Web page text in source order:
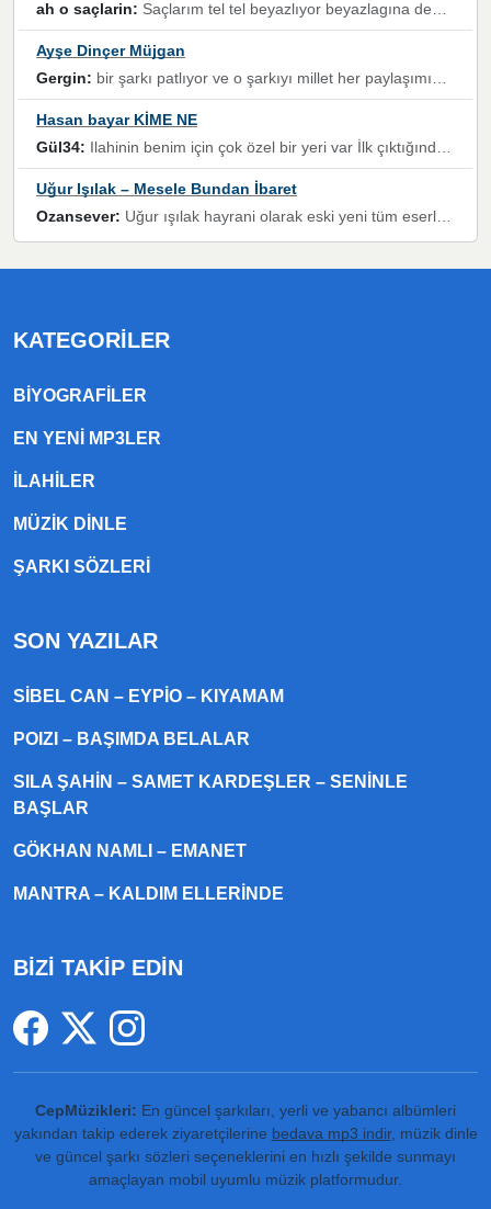
ah o saçlarin: Saçlarım tel tel beyazlıyor beyazlagına degil yanımda sen yoksun ona üzülüyorum günler bir bir geçiyor geçen günlere değil sensiz geçen günlere darılıyorum,Dinledikce asla kavusamayacagim ama asla unutamicagim sevdiğim adam için yanar içim
Ayşe Dinçer Müjgan
Gergin: bir şarkı patlıyor ve o şarkıyı millet her paylaşımın altına koyuyor ve öyle bir durum hal alıyor ki şarkıyı dinlemeden şarkıdan bikıyorsun Ama bu enteresan bir şekilde dillere dolanıyor millet olarak seviyoruz dertlerle boğuşurken bir yandan da göbek atmayi))) diyeceklerim bu kadar güzel hoş bir sayfa emeğinize sağlık arkadaşlar kolay gelsin
Hasan bayar KİME NE
Gül34: Ilahinin benim için çok özel bir yeri var İlk çıktığında komşum ne kadar yüksek sesle dinliyorsa orada duymuştum ve YouTube'dan aratıp Bu ilahiyi bulmuştum ve sonra müdavimi oldum günlük Ben de 3-5 kere dinleyip ezberleyip artık ilahiye bende eşlik ediyorum yüksek sesle Allah razı olsun hizmet nimettir Rabbim sizin zahmetlerinize de hayırlı nimetler versin Selam ve dua ile Allah'a emanet olun
Uğur Işılak – Mesele Bundan İbaret
Ozansever: Uğur ışılak hayrani olarak eski yeni tüm eserlerini keyifle huzurla dinleyenlerden birisiyim, emeğine saygı duyan gönül veren bunu en güzel şekilde sevenlerine ulaştıran siz değerli sayfa yöneticilerine de teşekkür ederim
KATEGORILER
BIYOGRAFILER
EN YENI MP3LER
ILAHILER
MÜZIK DINLE
ŞARKI SÖZLERI
SON YAZILAR
SIBEL CAN – EYPIO – KIYAMAM
POIZI – BAŞIMDA BELALAR
SILA ŞAHIN – SAMET KARDEŞLER – SENINLE
BAŞLAR
GÖKHAN NAMLI – EMANET
MANTRA – KALDIM ELLERINDE
BİZİ TAKİP EDİN
CepMüzikleri: En güncel şarkıları, yerli ve yabancı albümleri
yakından takip ederek ziyaretçilerine bedava mp3 indir, müzik dinle
ve güncel şarkı sözleri seçeneklerini en hızlı şekilde sunmayı
amaçlayan mobil uyumlu müzik platformudur.